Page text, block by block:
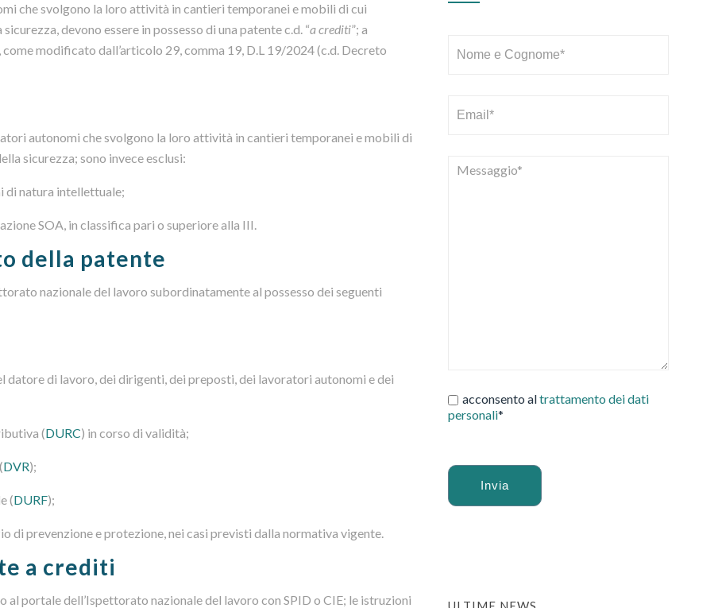
che svolgono la loro attività in cantieri temporanei e mobili di cui
devono essere in possesso di una patente c.d. “a crediti”; a
modificato dall’articolo 29, comma 19, D.L 19/2024 (c.d. Decreto
autonomi che svolgono la loro attività in cantieri temporanei e mobili di
sicurezza; sono invece esclusi:
di natura intellettuale;
SOA, in classifica pari o superiore alla III.
della patente
nazionale del lavoro subordinatamente al possesso dei seguenti
di lavoro, dei dirigenti, dei preposti, dei lavoratori autonomi e dei
(DURC) in corso di validità;
DVR);
(DURF);
di prevenzione e protezione, nei casi previsti dalla normativa vigente.
a crediti
portale dell’Ispettorato nazionale del lavoro con SPID o CIE; le istruzioni
acconsento altrattamento dei dati
personali*